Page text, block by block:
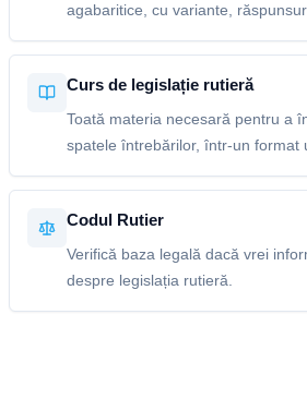
agabaritice, cu variante,
Curs de legislație rutieră
Toată materia necesară pentru a
spatele întrebărilor, într-un format
Codul Rutier
Verifică baza legală dacă vrei
despre legislația rutieră.